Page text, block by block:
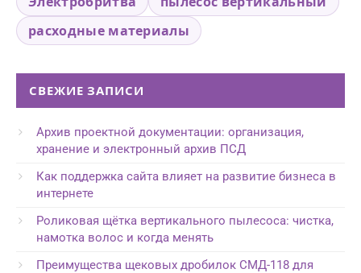
расходные материалы
СВЕЖИЕ ЗАПИСИ
Архив проектной документации: организация,
хранение и электронный архив ПСД
Как поддержка сайта влияет на развитие бизнеса в
интернете
Роликовая щётка вертикального пылесоса: чистка,
намотка волос и когда менять
Преимущества щековых дробилок СМД-118 для